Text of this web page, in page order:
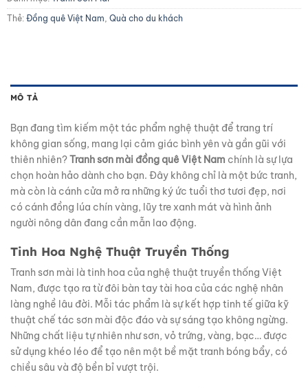
Thẻ: Đồng quê Việt Nam, Quà cho du khách
MÔ TẢ
Bạn đang tìm kiếm một tác phẩm nghệ thuật để trang trí
không gian sống, mang lại cảm giác bình yên và gần gũi với
thiên nhiên?Tranh sơn mài đồng quê Việt Nam chính là sự lựa
chọn hoàn hảo dành cho bạn. Đây không chỉ là một bức tranh,
mà còn là cánh cửa mở ra những ký ức tuổi thơ tươi đẹp, nơi
có cánh đồng lúa chín vàng, lũy tre xanh mát và hình ảnh
người nông dân đang cần mẫn lao động.
Tinh Hoa Nghệ Thuật Truyền Thống
Tranh sơn mài là tinh hoa của nghệ thuật truyền thống Việt
Nam, được tạo ra từ đôi bàn tay tài hoa của các nghệ nhân
làng nghề lâu đời. Mỗi tác phẩm là sự kết hợp tinh tế giữa kỹ
thuật chế tác sơn mài độc đáo và sự sáng tạo không ngừng.
Những chất liệu tự nhiên như sơn, vỏ trứng, vàng, bạc… được
sử dụng khéo léo để tạo nên một bề mặt tranh bóng bẩy, có
chiều sâu và độ bền bỉ vượt trội.